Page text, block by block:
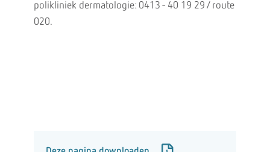
polikliniek dermatologie: 0413 - 40 19 29 / route
020.